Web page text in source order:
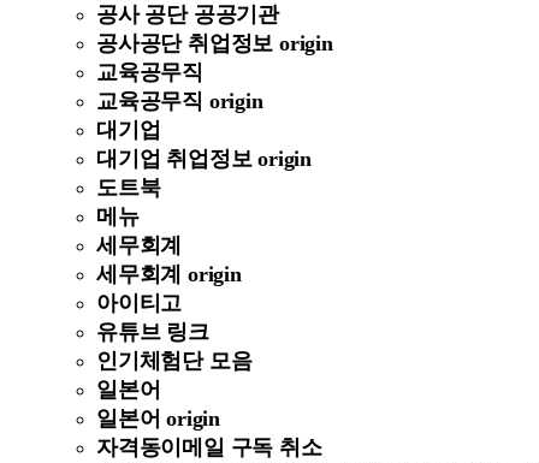
공사 공단 공공기관
공사공단 취업정보 origin
교육공무직
교육공무직 origin
대기업
대기업 취업정보 origin
도트북
메뉴
세무회계
세무회계 origin
아이티고
유튜브 링크
인기체험단 모음
일본어
일본어 origin
자격동이메일 구독 취소